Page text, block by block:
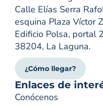
Calle Elías Serra
esquina Plaza Víctor
Edificio Polsa, portal
38204, La Laguna.
¿Cómo llegar?
Enlaces de
Conócenos